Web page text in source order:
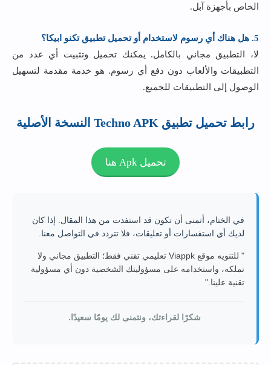
الخاص بأجهزة آبل.
5. هل هناك أي رسوم لاستخدام أو تحميل تطبيق تكنو ابيكا؟
لا، التطبيق مجاني بالكامل. يمكنك تحميل وتثبيت أي عدد من
التطبيقات والألعاب دون دفع أي رسوم. هو خدمة مقدمة لتسهيل
الوصول إلى التطبيقات للجميع.
رابط تحميل تطبيق Techno APK النسخة الأصلية
تحميل Apk هنا
في الختام، أتمنى أن تكون قد استفدت من هذا المقال. إذا كان
لديك أي استفسارات أو تعليقات، فلا تتردد في التواصل معنا.
" للتنويه موقع Viappk تعليمي تقني فقط؛ التطبيق مجاني ولا
نملكه، واستخدامه على مسؤوليتك الشخصية دون أي مسؤولية
تقنية علينا."
شكرًا لقراءتك، ونتمنى لك يومًا سعيدًا.